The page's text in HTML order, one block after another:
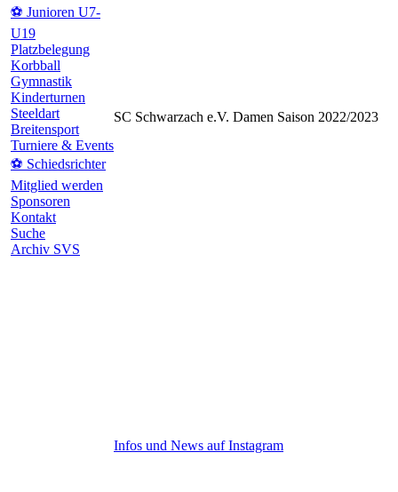
⚽ Junioren U7-
U19
Platzbelegung
Korbball
Gymnastik
Kinderturnen
Steeldart
Breitensport
Turniere & Events
⚽ Schiedsrichter
Mitglied werden
Sponsoren
Kontakt
Suche
Archiv SVS
SC Schwarzach e.V. Damen Saison 2022/2023
Infos und News auf Instagram